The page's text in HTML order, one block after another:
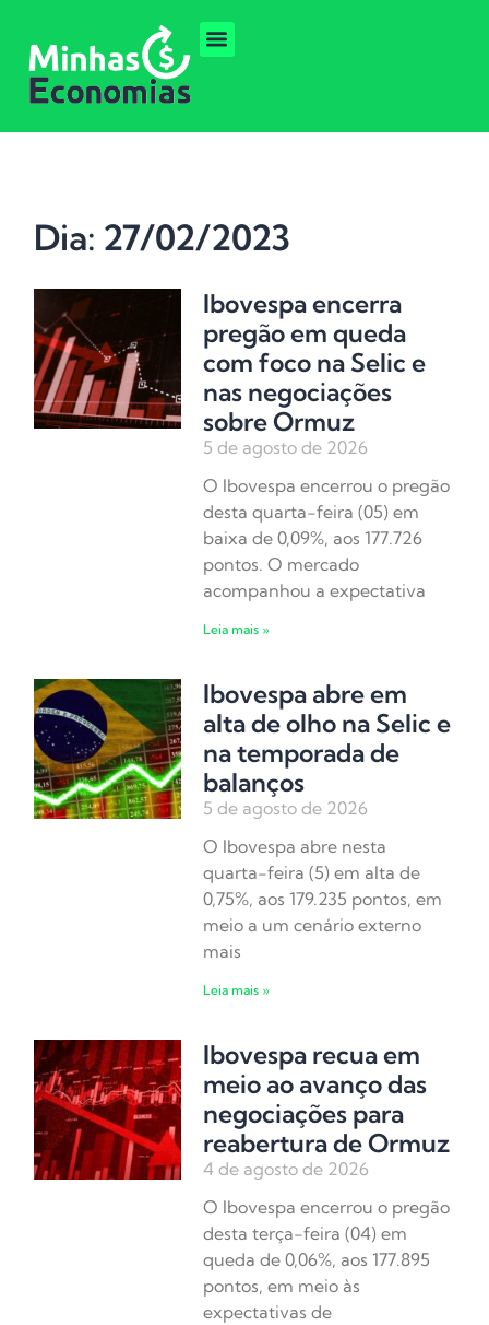
Dia: 27/02/2023
Ibovespa encerra
pregão em queda
com foco na Selic e
nas negociações
sobre Ormuz
5 de agosto de 2026
O Ibovespa encerrou o pregão
desta quarta-feira (05) em
baixa de 0,09%, aos 177.726
pontos. O mercado
acompanhou a expectativa
Leia mais »
Ibovespa abre em
alta de olho na Selic e
na temporada de
balanços
5 de agosto de 2026
O Ibovespa abre nesta
quarta-feira (5) em alta de
0,75%, aos 179.235 pontos, em
meio a um cenário externo
mais
Leia mais »
Ibovespa recua em
meio ao avanço das
negociações para
reabertura de Ormuz
4 de agosto de 2026
O Ibovespa encerrou o pregão
desta terça-feira (04) em
queda de 0,06%, aos 177.895
pontos, em meio às
expectativas de